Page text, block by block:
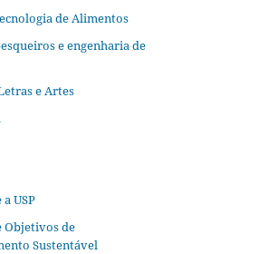
de Alimentos
e engenharia de
e Artes
USP
Objetivos de
Sustentável